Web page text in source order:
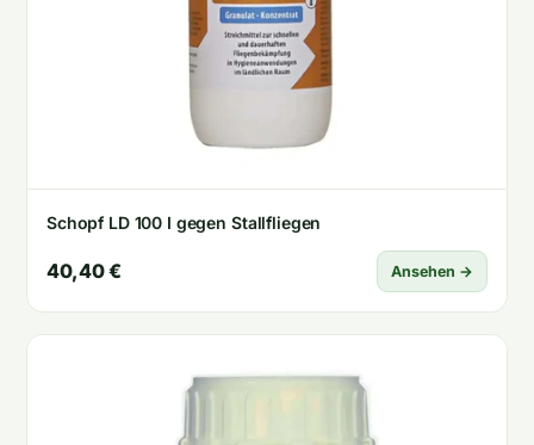
Schopf LD 100 I gegen Stallfliegen
40,40 € Ansehen →